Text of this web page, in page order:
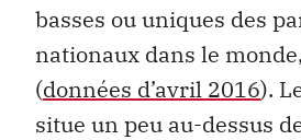
basses ou uniques des
nationaux dans le
(données d’avril 2016).
situe un peu au-dessus